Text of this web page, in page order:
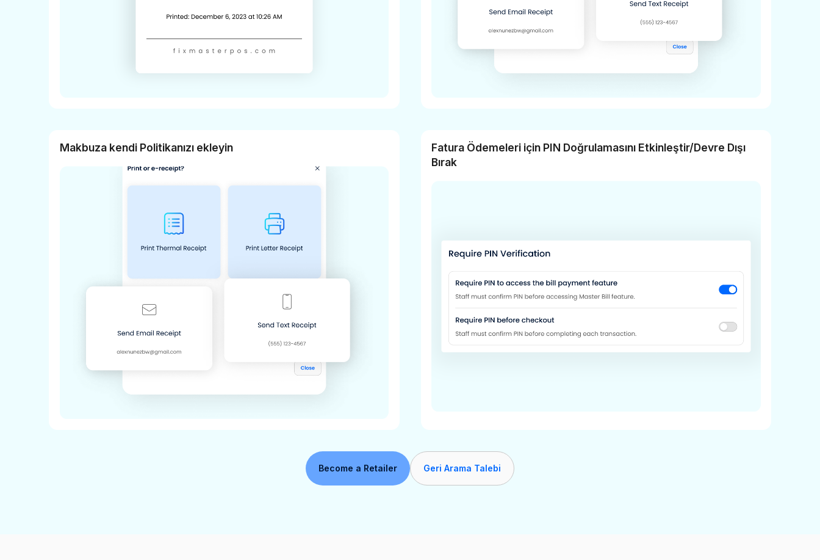
Makbuza kendi Politikanızı ekleyin
Fatura Ödemeleri için PIN Doğrulamasını Etkinleştir/Devre Dışı
Bırak
Become a Retailer Geri Arama Talebi